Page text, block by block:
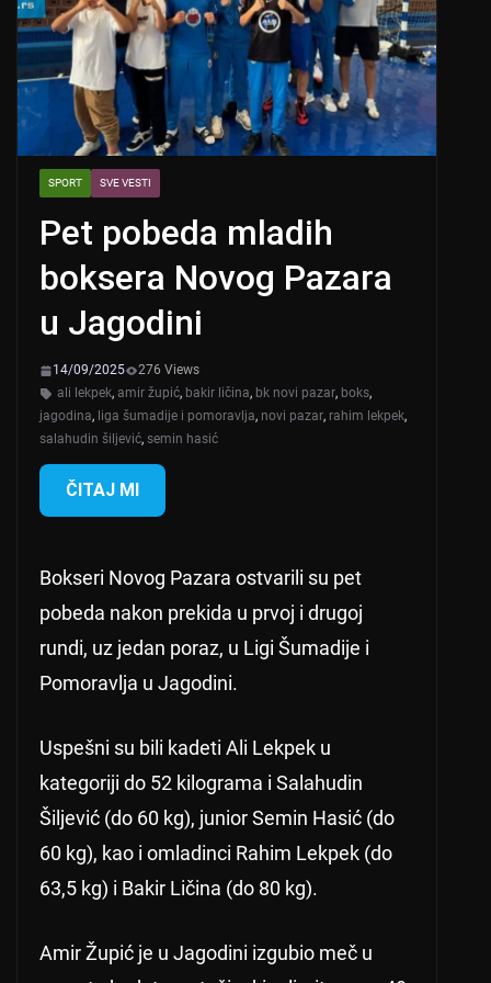
SPORT SVE VESTI
Pet pobeda mladih
boksera Novog Pazara
u Jagodini
14/09/2025
276 Views
ali lekpek, amir župić, bakir ličina, bk novi pazar, boks,
jagodina, liga šumadije i pomoravlja, novi pazar, rahim lekpek,
salahudin šiljević, semin hasić
ČITAJ MI
Bokseri Novog Pazara ostvarili su pet
pobeda nakon prekida u prvoj i drugoj
rundi, uz jedan poraz, u Ligi Šumadije i
Pomoravlja u Jagodini.
Uspešni su bili kadeti Ali Lekpek u
kategoriji do 52 kilograma i Salahudin
Šiljević (do 60 kg), junior Semin Hasić (do
60 kg), kao i omladinci Rahim Lekpek (do
63,5 kg) i Bakir Ličina (do 80 kg).
Amir Župić je u Jagodini izgubio meč u